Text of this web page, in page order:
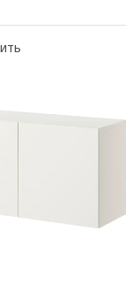
белый,
белый,
BESTÅ,